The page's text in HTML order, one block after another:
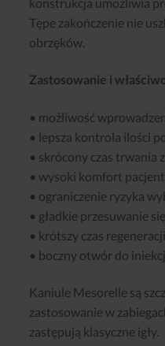
Tępe zakończenie nie
obrzęków.
Zastosowanie i
• możliwość
• lepsza kontrola ilości
• skrócony czas trwania
• wysoki komfort
• ograniczenie ryzyka
• gładkie przesuwanie
• krótszy czas
• boczny otwór do
Kaniule Mesorelle są
zastosowanie w
zastępują klasyczne igły.